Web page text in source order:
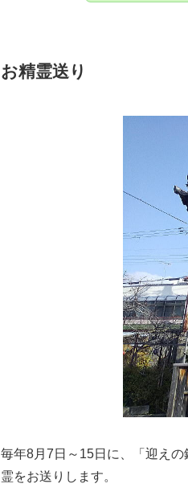
お精霊送り
毎年8月7日～15日に、「迎え
霊をお送りします。